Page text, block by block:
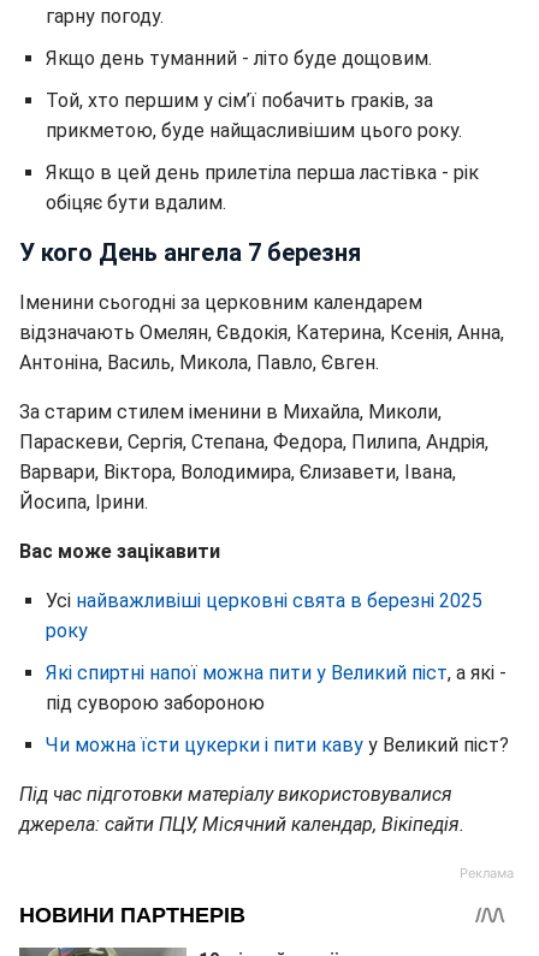
гарну погоду.
Якщо день туманний - літо буде дощовим.
Той, хто першим у сім’ї побачить граків, за
прикметою, буде найщасливішим цього року.
Якщо в цей день прилетіла перша ластівка - рік
обіцяє бути вдалим.
У кого День ангела 7 березня
Іменини сьогодні за церковним календарем
відзначають Омелян, Євдокія, Катерина, Ксенія, Анна,
Антоніна, Василь, Микола, Павло, Євген.
За старим стилем іменини в Михайла, Миколи,
Параскеви, Сергія, Степана, Федора, Пилипа, Андрія,
Варвари, Віктора, Володимира, Єлизавети, Івана,
Йосипа, Ірини.
Вас може зацікавити
Усі найважливіші церковні свята в березні 2025
року
Які спиртні напої можна пити у Великий піст, а які -
під суворою забороною
Чи можна їсти цукерки і пити каву у Великий піст?
Під час підготовки матеріалу використовувалися
джерела: сайти ПЦУ, Місячний календар, Вікіпедія.